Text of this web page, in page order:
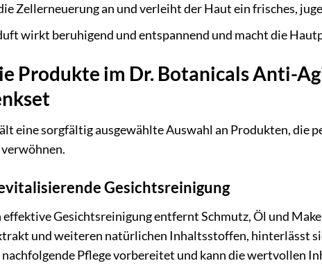
Zellerneuerung an und verleiht der Haut ein frisches,
wirkt beruhigend und entspannend und macht die
Produkte im Dr. Botanicals Anti-
eine sorgfältig ausgewählte Auswahl an Produkten, die
Gesichtsreinigung
effektive Gesichtsreinigung entfernt Schmutz, Öl und
und weiteren natürlichen Inhaltsstoffen, hinterlässt
Pflege vorbereitet und kann die wertvollen